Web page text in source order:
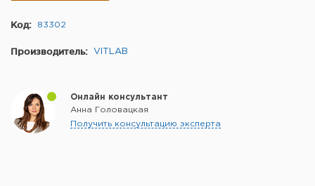
Код: 83302
Производитель: VITLAB
Онлайн консультант
Анна Головацкая
Получить консультацию эксперта